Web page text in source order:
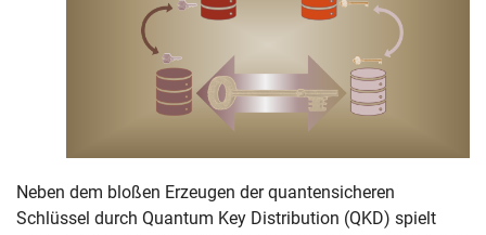
Neben dem bloßen Erzeugen der quantensicheren
Schlüssel durch Quantum Key Distribution (QKD) spielt